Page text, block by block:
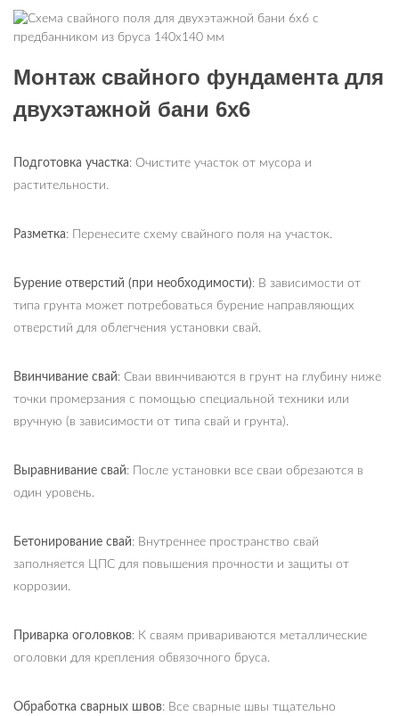
Монтаж свайного фундамента для
двухэтажной бани 6х6
Подготовка участка: Очистите участок от мусора и
растительности.
Разметка: Перенесите схему свайного поля на участок.
Бурение отверстий (при необходимости): В зависимости от
типа грунта может потребоваться бурение направляющих
отверстий для облегчения установки свай.
Ввинчивание свай: Сваи ввинчиваются в грунт на глубину ниже
точки промерзания с помощью специальной техники или
вручную (в зависимости от типа свай и грунта).
Выравнивание свай: После установки все сваи обрезаются в
один уровень.
Бетонирование свай: Внутреннее пространство свай
заполняется ЦПС для повышения прочности и защиты от
коррозии.
Приварка оголовков: К сваям привариваются металлические
оголовки для крепления обвязочного бруса.
Обработка сварных швов: Все сварные швы тщательно